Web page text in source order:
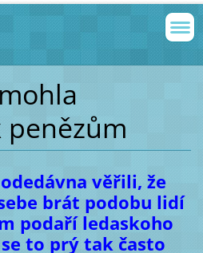
penězům
věřili, že
brát podobu lidí
podaří ledaskoho
to prý tak často